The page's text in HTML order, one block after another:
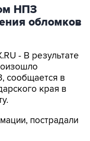
НПЗ
обломков
- В результате
сообщается в
края в
пострадали